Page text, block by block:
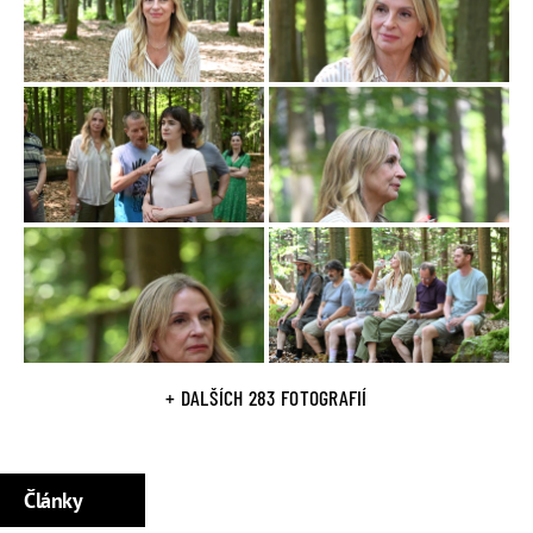
Dětství prožila ve Frýdku-Místku. Absolvovala Státní
konzervatoř v Ostravě, poté byla přijata na katedru herectví
DAMU v Praze, do stejného ročníku jako její pozdější partner
Karel Roden
Příležitostně zpívala, např. ve skupiněŽentoura na
představeních divadla Sklep. Hrála v Činoherním studiu v
Ústí nad Labem a v Divadle Na zábradlí. Od roku 1993 je
členkou pražského Činoherního klubu.
Za roli Olgy z filmu Díky za každé nové ráno (1994) byla
oceněnaČeským lvem. Za roli Marty v seriáluPřítelkyně z
domu smutku(1992) obdržela Velkou zlatou cenu na
televizním festivalu v Cannes.
Jan Kraus
+ DALŠÍCH 283 FOTOGRAFIÍ
Články